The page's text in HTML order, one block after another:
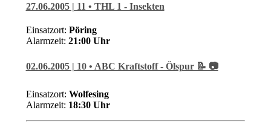
27.06.2005 | 11 • THL 1 - Insekten
Einsatzort: Pöring
Alarmzeit: 21:00 Uhr
02.06.2005 | 10 • ABC Kraftstoff - Ölspur 📝 📷
Einsatzort: Wolfesing
Alarmzeit: 18:30 Uhr